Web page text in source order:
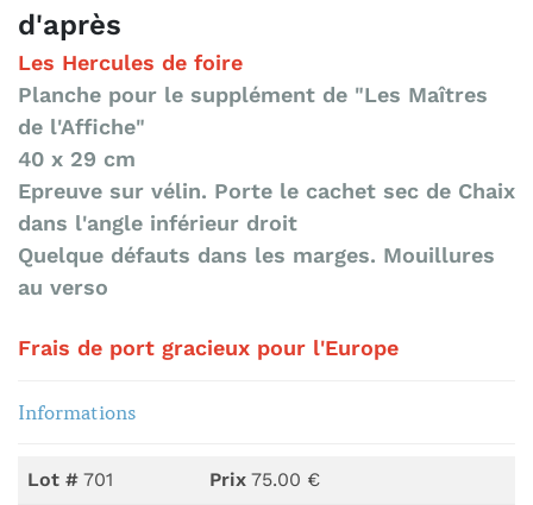
d'après
Les Hercules de foire
Planche pour le supplément de "Les Maîtres
de l'Affiche"
40 x 29 cm
Epreuve sur vélin. Porte le cachet sec de Chaix
dans l'angle inférieur droit
Quelque défauts dans les marges. Mouillures
au verso
Frais de port gracieux pour l'Europe
Informations
Lot # 701 Prix 75.00 €